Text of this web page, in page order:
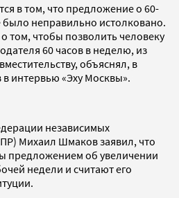
в том, что предложение о 60-
неправильно истолковано.
том, чтобы позволить человеку
60 часов в неделю, из
объяснял, в
интервью «Эху Москвы».
независимых
Михаил Шмаков заявил, что
предложением об увеличении
недели и считают его